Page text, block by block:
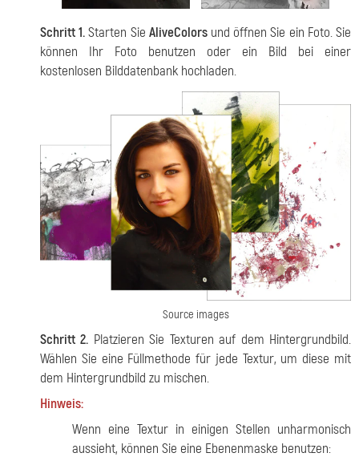
Schritt 1.Starten Sie AliveColorsund öffnen Sie ein Foto. Sie
können Ihr Foto benutzen oder ein Bild bei einer
kostenlosen Bilddatenbank hochladen.
Source images
Schritt 2. Platzieren Sie Texturen auf dem Hintergrundbild.
Wählen Sie eine Füllmethode für jede Textur, um diese mit
dem Hintergrundbild zu mischen.
Hinweis:
Wenn eine Textur in einigen Stellen unharmonisch
aussieht, können Sie eine Ebenenmaske benutzen: